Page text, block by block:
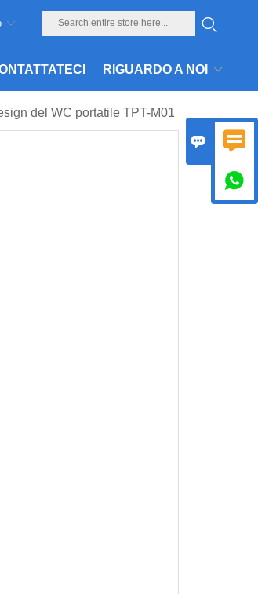
RIGUARDO A NOI
del WC portatile TPT-M01
 
